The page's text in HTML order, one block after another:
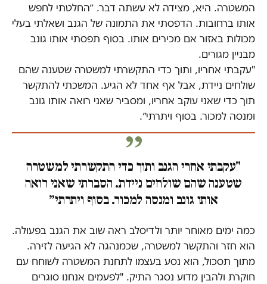
המשטרה. היא, מצידה לא עשתה דבר. ״החלטתי לחפש
אותו ברחובות. הדפסתי את התמונה של הגנב ושאלתי בעלי
מכולות באזור אם מכירים אותו. בסוף תפסתי אותו גונב
מבניין מגורים.
"עקבתי אחריו, ותוך כדי התקשרתי למשטרה שטענה שהם
שולחים ניידת, אבל אף אחד לא הגיע. המשכתי להתקשר
תוך כדי שאני עוקב אחריו, ומסביר שאני רואה אותו גונב
ומנסה למכור. בסוף ויתרתי״.
"עקבתי אחרי הגנב ותוך כדי התקשרתי למשטרה
שטענה שהם שולחים ניידת. הסברתי שאני רואה
אותו גונב ומנסה למכור. בסוף ויתרתי״
כמה ימים מאוחר יותר ולדיסלב ראה שוב את הגנב בפעולה.
הוא חזר והתקשר למשטרה, שכמנהגה לא הגיעה לזירה.
מתוך תסכול, הוא נסע בעצמו לתחנת המשטרה לשוחח עם
חוקרת ולהבין מדוע נסגר התיק. "לפעמים אנחנו סוגרים